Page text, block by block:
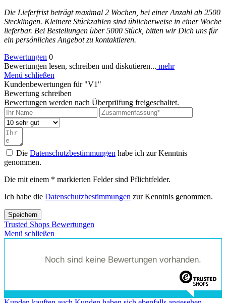
Die Lieferfrist beträgt maximal 2 Wochen, bei einer Anzahl ab 2500
Stecklingen. Kleinere Stückzahlen sind üblicherweise in einer Woche
lieferbar. Bei Bestellungen über 5000 Stück, bitten wir Dich uns für
ein persönliches Angebot zu kontaktieren.
Bewertungen 0
Bewertungen lesen, schreiben und diskutieren... mehr
Menü schließen
Kundenbewertungen für "V1"
Bewertung schreiben
Bewertungen werden nach Überprüfung freigeschaltet.
Die Datenschutzbestimmungen habe ich zur Kenntnis
genommen.
Die mit einem * markierten Felder sind Pflichtfelder.
Ich habe die Datenschutzbestimmungen zur Kenntnis genommen.
Speichern
Trusted Shops Bewertungen
Menü schließen
Noch sind keine Bewertungen vorhanden.